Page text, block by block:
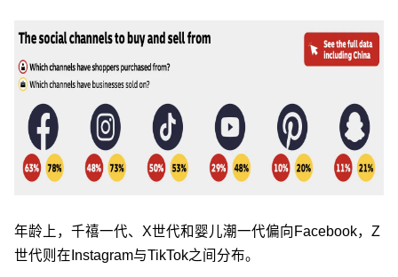
年龄上，千禧一代、X世代和婴儿潮一代偏向Facebook，Z
世代则在Instagram与TikTok之间分布。